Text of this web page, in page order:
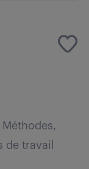
de travail